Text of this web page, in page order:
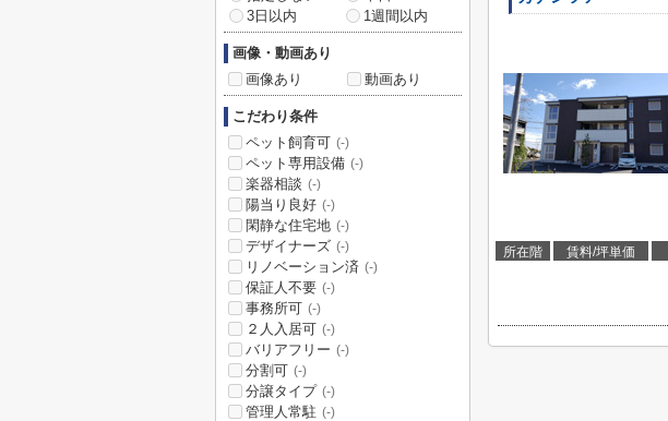
所在階 賃料/坪単価
3日以内
1週間以内
画像・動画あり
画像あり
動画あり
こだわり条件
ペット飼育可 (-)
ペット専用設備 (-)
楽器相談 (-)
陽当り良好 (-)
閑静な住宅地 (-)
デザイナーズ (-)
リノベーション済 (-)
保証人不要 (-)
事務所可 (-)
２人入居可 (-)
バリアフリー (-)
分割可 (-)
分譲タイプ (-)
管理人常駐 (-)